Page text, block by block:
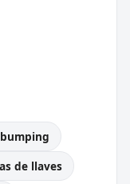
de llaves